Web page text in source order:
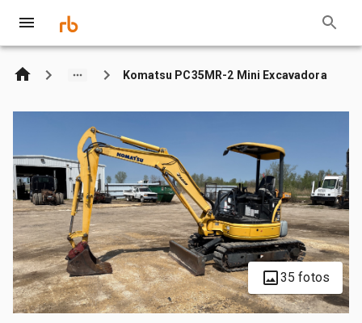
Komatsu PC35MR-2 Mini Excavadora
35 fotos